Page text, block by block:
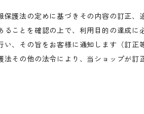
護法の定めに基づきその内容の訂正、
ことを確認の上で、利用目的の達成に
、その旨をお客様に通知します（訂正
その他の法令により、当ショップが訂